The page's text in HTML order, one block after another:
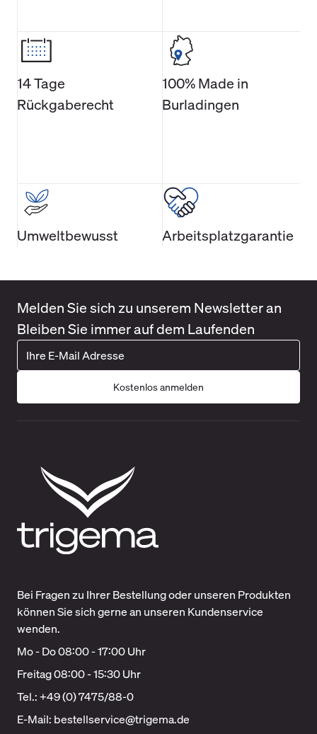
14 Tage
Rückgaberecht
100% Made in
Burladingen
Umweltbewusst Arbeitsplatzgarantie
Melden Sie sich zu unserem Newsletter an
Bleiben Sie immer auf dem Laufenden
Kostenlos anmelden
Bei Fragen zu Ihrer Bestellung oder unseren Produkten
können Sie sich gerne an unseren Kundenservice
wenden.
Mo - Do 08:00 - 17:00 Uhr
Freitag 08:00 - 15:30 Uhr
Tel.: +49 (0) 7475/88-0
E-Mail: bestellservice@trigema.de